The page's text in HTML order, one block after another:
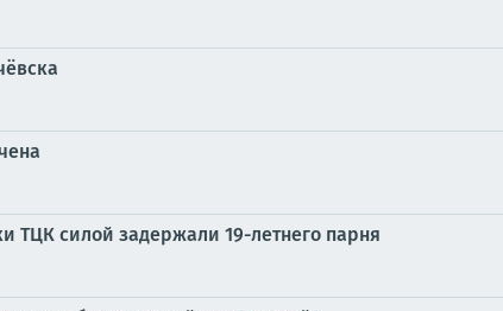
ТЦК силой задержали 19-летнего парня